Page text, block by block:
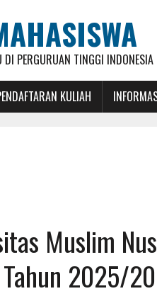
PERGURUAN TINGGI INDONESIA
KULIAH
Muslim
2025/